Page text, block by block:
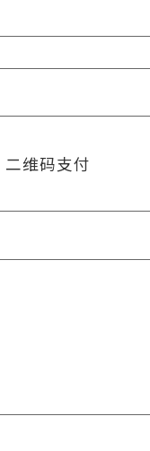
二维码支付